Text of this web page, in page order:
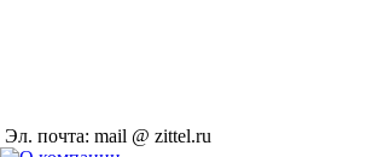
Эл. почта: mail @ zittel.ru